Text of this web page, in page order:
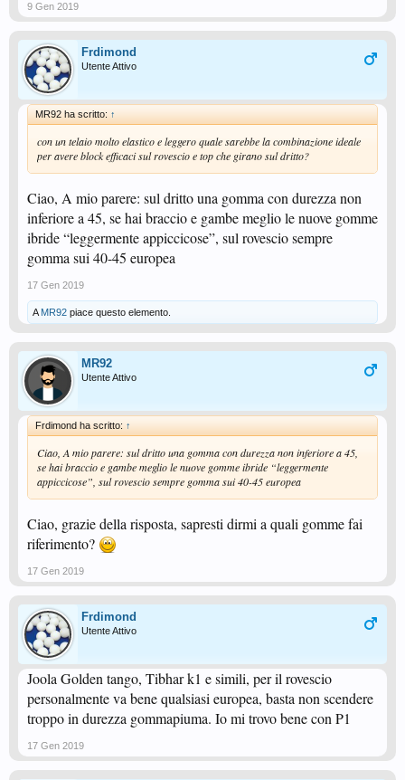
9 Gen 2019
Frdimond
Utente Attivo
MR92 ha scritto: ↑
con un telaio molto elastico e leggero quale sarebbe la combinazione ideale
per avere block efficaci sul rovescio e top che girano sul dritto?
Ciao, A mio parere: sul dritto una gomma con durezza non
inferiore a 45, se hai braccio e gambe meglio le nuove gomme
ibride “leggermente appiccicose”, sul rovescio sempre
gomma sui 40-45 europea
17 Gen 2019
A MR92 piace questo elemento.
MR92
Utente Attivo
Frdimond ha scritto: ↑
Ciao, A mio parere: sul dritto una gomma con durezza non inferiore a 45,
se hai braccio e gambe meglio le nuove gomme ibride “leggermente
appiccicose”, sul rovescio sempre gomma sui 40-45 europea
Ciao, grazie della risposta, sapresti dirmi a quali gomme fai
riferimento?
17 Gen 2019
Frdimond
Utente Attivo
Joola Golden tango, Tibhar k1 e simili, per il rovescio
personalmente va bene qualsiasi europea, basta non scendere
troppo in durezza gommapiuma. Io mi trovo bene con P1
17 Gen 2019